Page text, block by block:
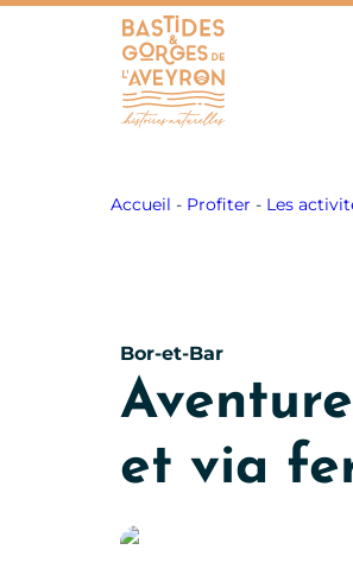
Accueil - Profiter - Les
Bor-et-Bar
et via